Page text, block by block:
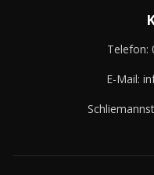
Telefon:
E-Mail: